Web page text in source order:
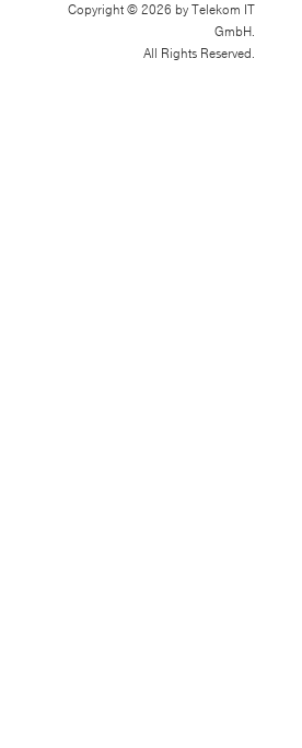
Copyright © 2026 by Telekom IT
GmbH.
All Rights Reserved.